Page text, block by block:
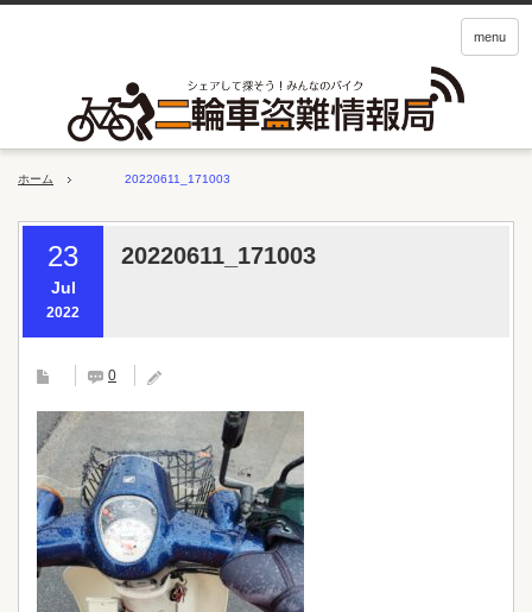
menu
ホーム 20220611_171003
23
Jul
2022
20220611_171003
0